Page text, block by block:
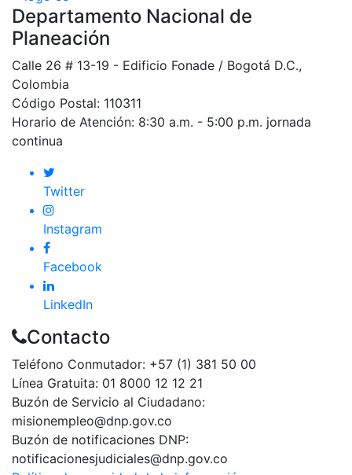
Departamento Nacional de
Planeación
Calle 26 # 13-19 - Edificio Fonade / Bogotá D.C.,
Colombia
Código Postal: 110311
Horario de Atención: 8:30 a.m. - 5:00 p.m. jornada
continua
Twitter
Instagram
Facebook
LinkedIn
Contacto
Teléfono Conmutador: +57 (1) 381 50 00
Línea Gratuita: 01 8000 12 12 21
Buzón de Servicio al Ciudadano:
misionempleo@dnp.gov.co
Buzón de notificaciones DNP:
notificacionesjudiciales@dnp.gov.co